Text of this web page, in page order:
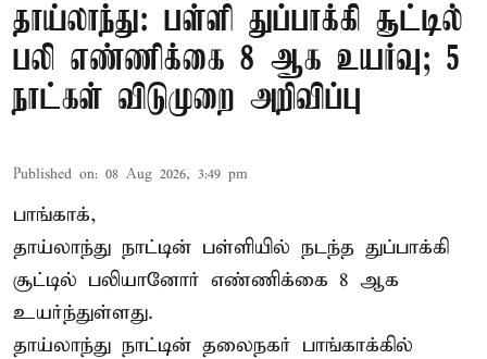
தாய்லாந்து: பள்ளி துப்பாக்கி சூட்டில்
பலி எண்ணிக்கை 8 ஆக உயர்வு; 5
நாட்கள் விடுமுறை அறிவிப்பு
Published on: 08 Aug 2026, 3:49 pm
பாங்காக்,
தாய்லாந்து நாட்டின் பள்ளியில் நடந்த துப்பாக்கி
சூட்டில் பலியானோர் எண்ணிக்கை 8 ஆக
உயர்ந்துள்ளது.
தாய்லாந்து நாட்டின் தலைநகர் பாங்காக்கில்